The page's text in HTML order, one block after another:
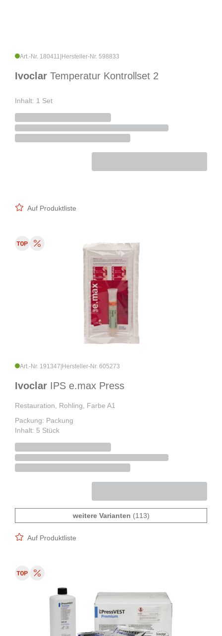
Art.-Nr. 180411 Hersteller-Nr. 598833
Ivoclar Temperatur Kontrollset 2
Inhalt: 1 Set
Auf Produktliste
Art.-Nr. 191347 Hersteller-Nr. 605273
Ivoclar IPS e.max Press
Restauration, Rohling, Farbe A1
Packung: Packung
Inhalt: 5 Stück
weitere Varianten (113)
Auf Produktliste